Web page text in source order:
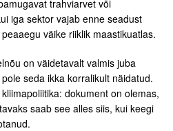
trahviarvet või
iga sektor vajab enne seadust
väike riiklik maastikuatlas.
on väidetavalt valmis juba
seda ikka korralikult näidatud.
dokument on olemas,
saab see alles siis, kui keegi